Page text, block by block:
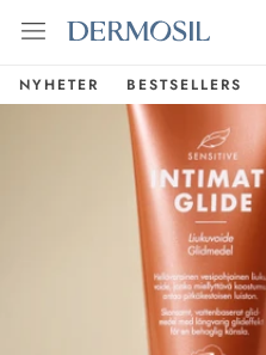
NYHETER BESTSELLERS